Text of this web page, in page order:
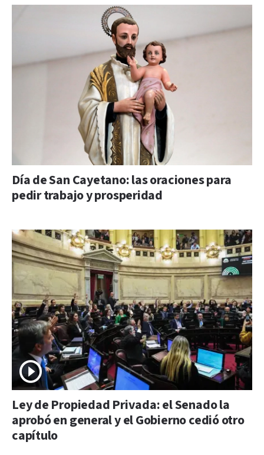
Día de San Cayetano: las oraciones para
pedir trabajo y prosperidad
Ley de Propiedad Privada: el Senado la
aprobó en general y el Gobierno cedió otro
capítulo